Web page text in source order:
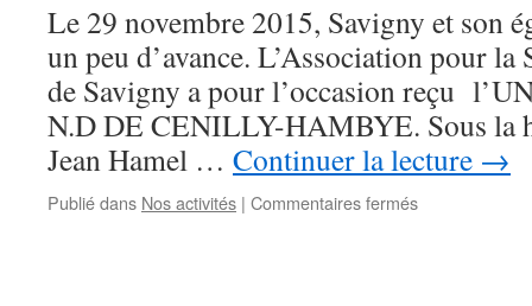
Le 29 novembre 2015, Savigny et son
un peu d’avance. L’Association pour la
de Savigny a pour l’occasion reçu
N.D DE CENILLY-HAMBYE. Sous la
Jean Hamel … Continuer la lecture →
Publié dans Nos activités | Commentaires ferméssur